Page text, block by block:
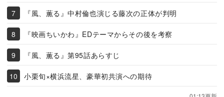
『風、薫る』中村倫也演じる藤次の正体が判明
『映画ちいかわ』EDテーマからその後を考察
『風、薫る』第95話あらすじ
小栗旬×横浜流星、豪華初共演への期待